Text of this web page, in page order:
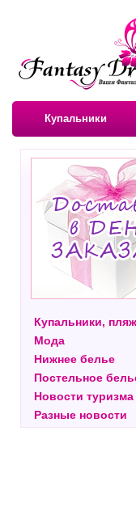
Купальники
Купальники,
Мода
Нижнее белье
Постельное
Новости туризма
Разные новости